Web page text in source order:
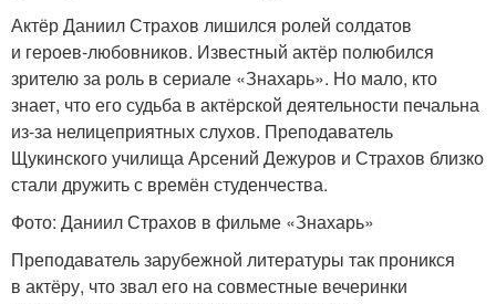
Актёр Даниил Страхов лишился ролей солдатов
и героев-любовников. Известный актёр полюбился
зрителю за роль в сериале «Знахарь». Но мало, кто
знает, что его судьба в актёрской деятельности печальна
из-за нелицеприятных слухов. Преподаватель
Щукинского училища Арсений Дежуров и Страхов близко
стали дружить с времён студенчества.
Фото: Даниил Страхов в фильме «Знахарь»
Преподаватель зарубежной литературы так проникся
в актёру, что звал его на совместные вечеринки